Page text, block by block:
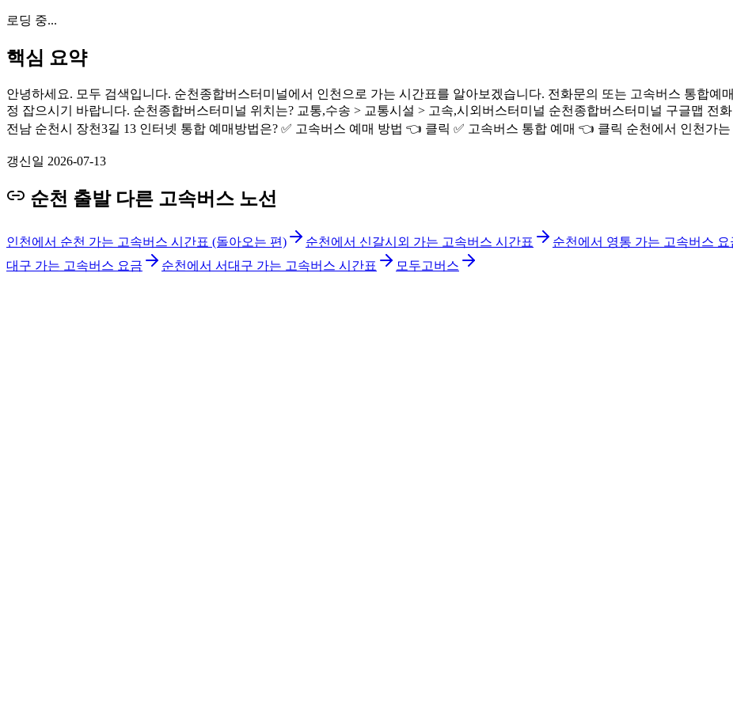
로딩 중...
핵심 요약
안녕하세요. 모두 검색입니다. 순천종합버스터미널에서 인천으로 가는 시간표를 알아보겠습니다. 전화문의 또는 고속버스 통합예
정 잡으시기 바랍니다. 순천종합버스터미널 위치는? 교통,수송 > 교통시설 > 고속,시외버스터미널 순천종합버스터미널 구글맵 전
전남 순천시 장천3길 13 인터넷 통합 예매방법은? ✅ 고속버스 예매 방법 👈 클릭 ✅ 고속버스 통합 예매 👈 클릭 순천에서 인천가는
갱신일 2026-07-13
순천 출발 다른 고속버스 노선
인천에서 순천 가는 고속버스 시간표 (돌아오는 편) 순천에서 신갈시외 가는 고속버스 시간표 순천에서 영통 가는 고속버스 요
대구 가는 고속버스 요금
순천에서 서대구 가는 고속버스 시간표 모두고버스